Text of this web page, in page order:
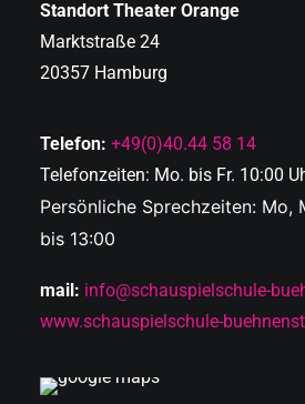
Standort Theater Orange
Marktstraße 24
20357 Hamburg
Telefon: +49(0)40.44 58 14
Telefonzeiten: Mo. bis Fr. 10:00
Persönliche Sprechzeiten: Mo,
bis 13:00
mail: info@schauspielschule-
www.schauspielschule-